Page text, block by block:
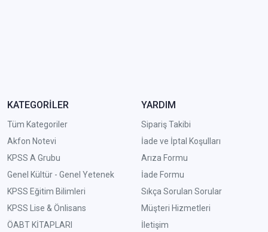
KATEGORİLER
Tüm Kategoriler
Akfon Notevi
KPSS A Grubu
Genel Kültür - Genel Yetenek
KPSS Eğitim Bilimleri
KPSS Lise & Önlisans
ÖABT KİTAPLARI
YARDIM
Sipariş Takibi
İade ve İptal Koşulları
Arıza Formu
İade Formu
Sıkça Sorulan Sorular
Müşteri Hizmetleri
İletişim